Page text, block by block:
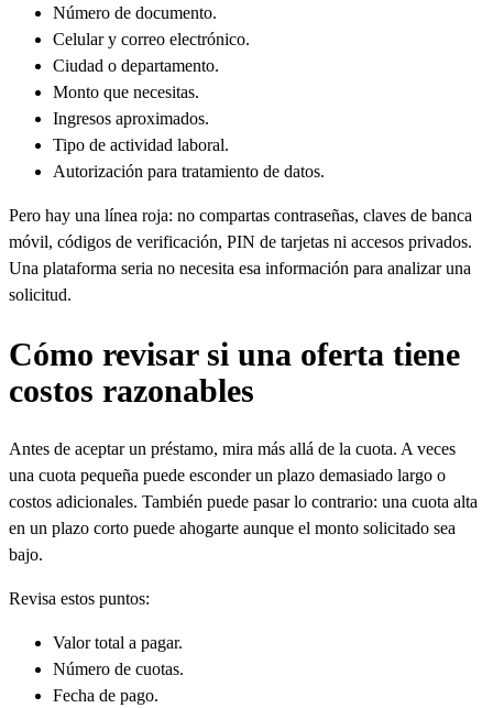
Número de documento.
Celular y correo electrónico.
Ciudad o departamento.
Monto que necesitas.
Ingresos aproximados.
Tipo de actividad laboral.
Autorización para tratamiento de datos.
Pero hay una línea roja: no compartas contraseñas, claves de banca
móvil, códigos de verificación, PIN de tarjetas ni accesos privados.
Una plataforma seria no necesita esa información para analizar una
solicitud.
Cómo revisar si una oferta tiene
costos razonables
Antes de aceptar un préstamo, mira más allá de la cuota. A veces
una cuota pequeña puede esconder un plazo demasiado largo o
costos adicionales. También puede pasar lo contrario: una cuota alta
en un plazo corto puede ahogarte aunque el monto solicitado sea
bajo.
Revisa estos puntos:
Valor total a pagar.
Número de cuotas.
Fecha de pago.